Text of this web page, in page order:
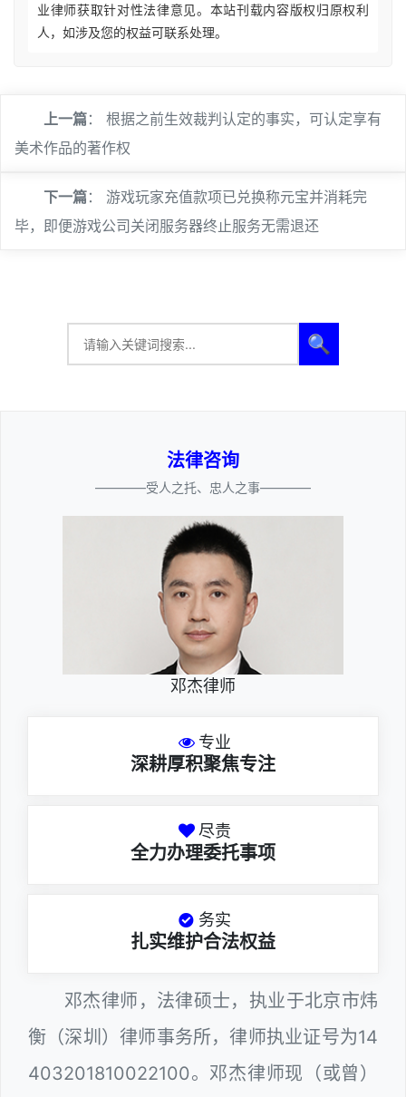
业律师获取针对性法律意见。本站刊载内容版权归原权利
人，如涉及您的权益可联系处理。
上一篇： 根据之前生效裁判认定的事实，可认定享有
美术作品的著作权
下一篇： 游戏玩家充值款项已兑换称元宝并消耗完
毕，即便游戏公司关闭服务器终止服务无需退还
🔍
法律咨询
————受人之托、忠人之事————
邓杰律师
专业
深耕厚积聚焦专注
尽责
全力办理委托事项
务实
扎实维护合法权益
邓杰律师，法律硕士，执业于北京市炜
衡（深圳）律师事务所，律师执业证号为14
403201810022100。邓杰律师现（或曾）